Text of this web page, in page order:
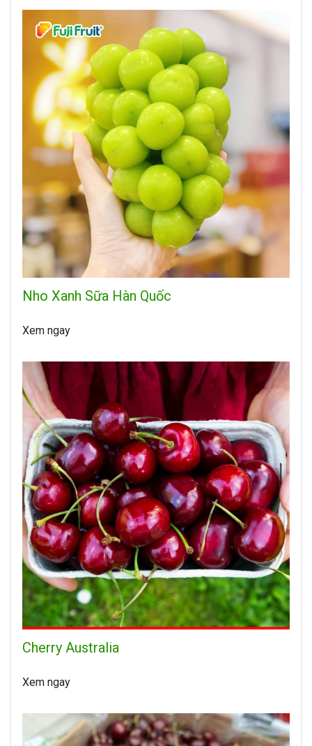
Nho Xanh Sữa Hàn Quốc
Xem ngay
Cherry Australia
Xem ngay